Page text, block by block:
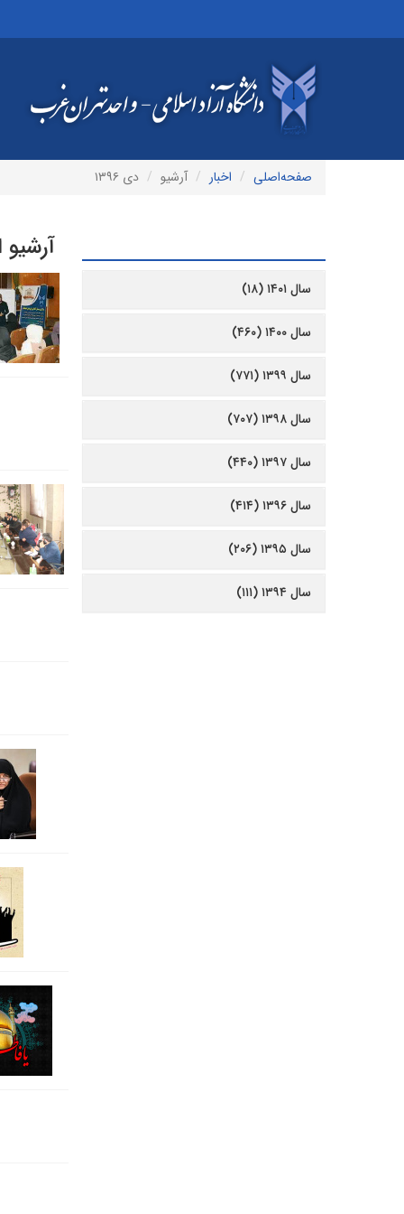
صفحه‌اصلی اخبار آرشیو دی ۱۳۹۶
آرشیو
سال ۱۴۰۱ (۱۸)
سال ۱۴۰۰ (۴۶۰)
سال ۱۳۹۹ (۷۷۱)
سال ۱۳۹۸ (۷۰۷)
سال ۱۳۹۷ (۴۴۰)
سال ۱۳۹۶ (۴۱۴)
سال ۱۳۹۵ (۲۰۶)
سال ۱۳۹۴ (۱۱۱)